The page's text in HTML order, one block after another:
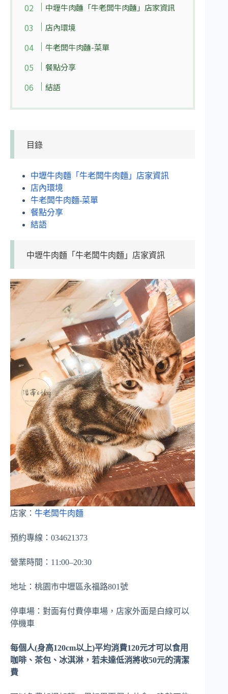
中壢牛肉麵「牛老闆牛肉麵」店家資訊
店內環境
牛老闆牛肉麵-菜單
餐點分享
結語
目錄
中壢牛肉麵「牛老闆牛肉麵」店家資訊
店內環境
牛老闆牛肉麵-菜單
餐點分享
結語
中壢牛肉麵「牛老闆牛肉麵」店家資訊
店家： 牛老闆牛肉麵
預約專線：034621373
營業時間：11:00–20:30
地址：桃園市中壢區永福路801號
停車場：對面有付費停車場，店家外面是白線可以
停機車
每個人(身高120cm以上)平均消費120元才可以食用
咖啡、茶包、冰淇淋，若未達低消將收50元的清潔
費